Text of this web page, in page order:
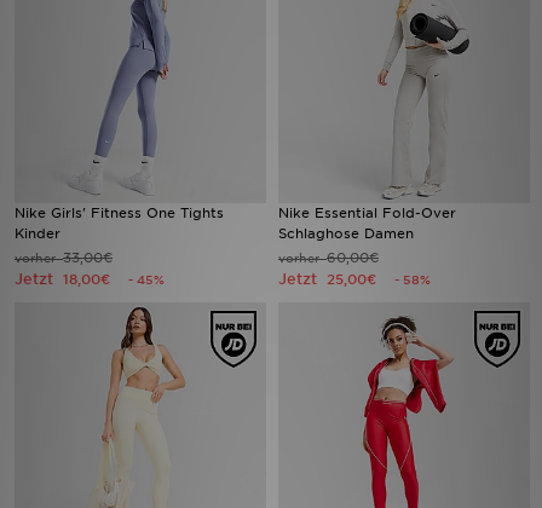
Nike Girls' Fitness One Tights
Kinder
vorher33,00€
Jetzt 18,00€ - 45%
Nike Essential Fold-Over
Schlaghose Damen
vorher60,00€
Jetzt 25,00€ - 58%